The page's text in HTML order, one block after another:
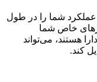
عملکرد شما را در طول
خاص شما
هستند، می‌تواند
کند.